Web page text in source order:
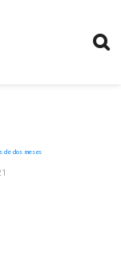
de dos meses